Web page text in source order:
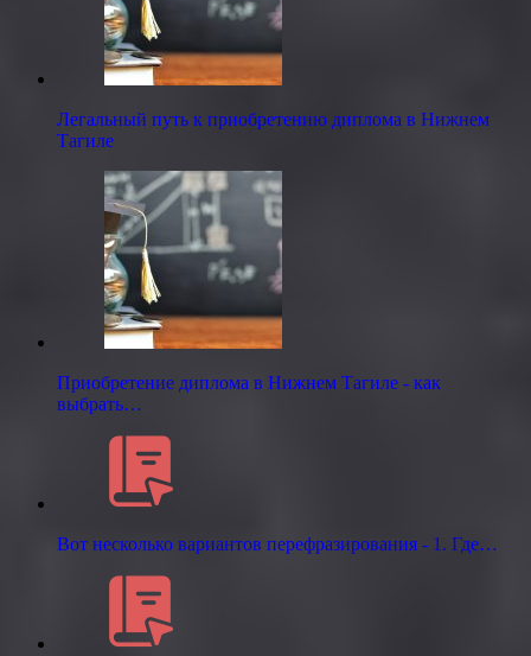
Легальный путь к приобретению диплома в Нижнем
Тагиле
Приобретение диплома в Нижнем Тагиле - как
выбрать…
Вот несколько вариантов перефразирования - 1. Где…